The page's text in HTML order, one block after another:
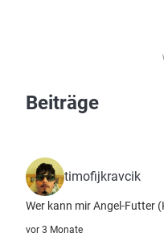
Beiträge
timofijkravcik
Wer kann mir Angel-Futter
vor 3 Monate